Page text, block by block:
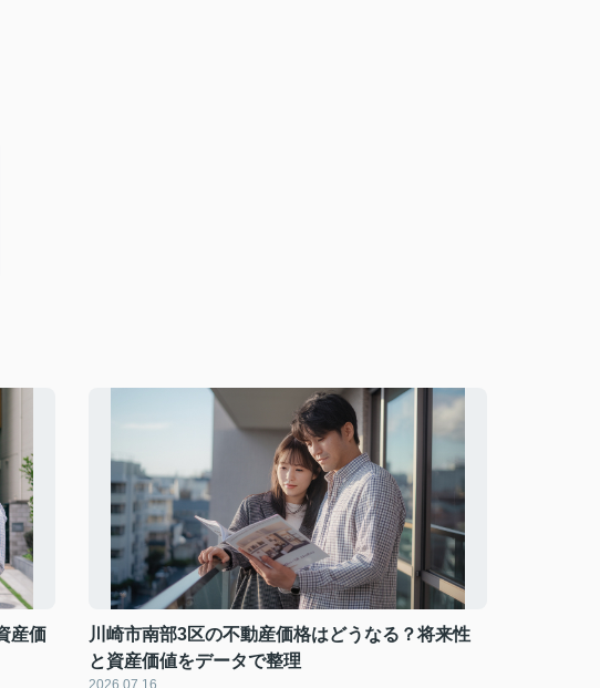
産価
川崎市南部3区の不動産価格はどうなる？将来性
と資産価値をデータで整理
2026.07.16